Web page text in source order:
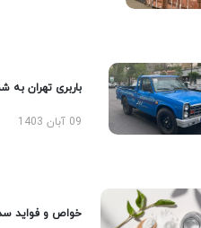
باربری تهران به
09 آبان 1403
خواص و فواید